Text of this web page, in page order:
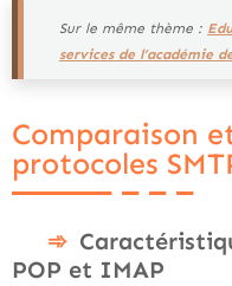
Sur le même thème :
services de l’académie
Comparaison
protocoles
POP et IMAP